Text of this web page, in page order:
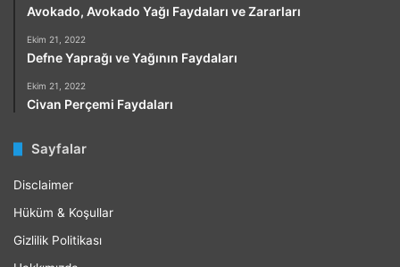
Avokado, Avokado Yağı Faydaları ve Zararları
Ekim 21, 2022
Defne Yaprağı ve Yağının Faydaları
Ekim 21, 2022
Civan Perçemi Faydaları
Sayfalar
Disclaimer
Hüküm & Koşullar
Gizlilik Politikası